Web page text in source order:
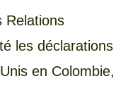
Relations
les déclarations
en Colombie,